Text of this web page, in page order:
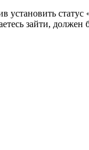
установить
зайти, должен